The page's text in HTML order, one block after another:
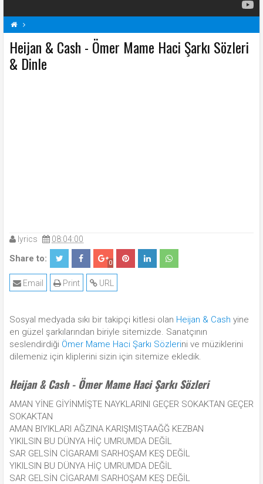
H Heijan & Cash Şarkı Sözleri Ömer Mame Haci Şarkı Sözleri Şarkı Sözleri
Heijan & Cash - Ömer Mame Haci Şarkı Sözleri
& Dinle
lyrics 08:04:00
Share to: 0
URL
Print
Email
Sosyal medyada sıkı bir takipçi kitlesi olan Heijan & Cash yine
en güzel şarkılarından biriyle sitemizde. Sanatçının
seslendirdiği Ömer Mame Haci Şarkı Sözlerini ve müziklerini
dilemeniz için kliplerini sizin için sitemize ekledik.
Heijan & Cash - Ömer Mame Haci Şarkı Sözleri
AMAN YİNE GİYİNMİŞTE NAYKLARINI GEÇER SOKAKTAN GEÇER
SOKAKTAN
AMAN BIYIKLARI AĞZINA KARIŞMIŞTAAĞĞ KEZBAN
YIKILSIN BU DÜNYA HİÇ UMRUMDA DEĞİL
SAR GELSİN CİGARAMI SARHOŞAM KEŞ DEĞİL
YIKILSIN BU DÜNYA HİÇ UMRUMDA DEĞİL
SAR GELSİN CİGARAMI SARHOŞAM KEŞ DEĞİL